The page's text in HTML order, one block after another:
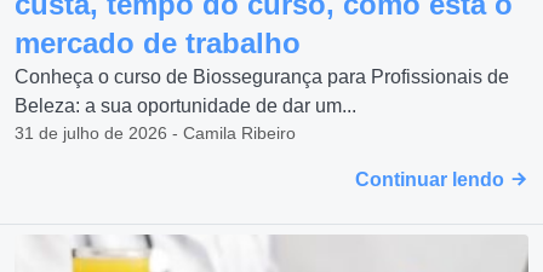
mercado de trabalho
Conheça o curso de Biossegurança para Profissionais de
Beleza: a sua oportunidade de dar um...
31 de julho de 2026 - Camila Ribeiro
Continuar lendo